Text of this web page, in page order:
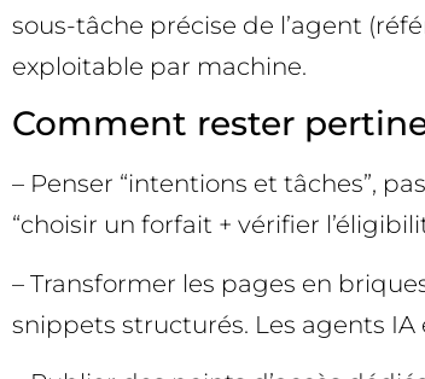
sous-tâche précise de l’agent
exploitable par machine.
Comment rester
– Penser “intentions et tâches”,
“choisir un forfait + vérifier
– Transformer les pages en
snippets structurés. Les agents